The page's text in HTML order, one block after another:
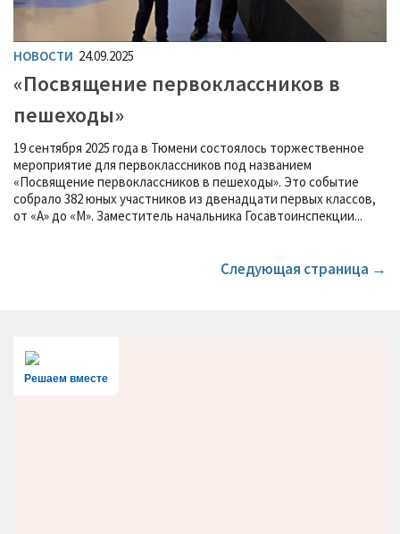
НОВОСТИ 24.09.2025
«Посвящение первоклассников в
пешеходы»
19 сентября 2025 года в Тюмени состоялось торжественное
мероприятие для первоклассников под названием
«Посвящение первоклассников в пешеходы». Это событие
собрало 382 юных участников из двенадцати первых классов,
от «А» до «М». Заместитель начальника Госавтоинспекции...
Следующая страница →
Решаем вместе